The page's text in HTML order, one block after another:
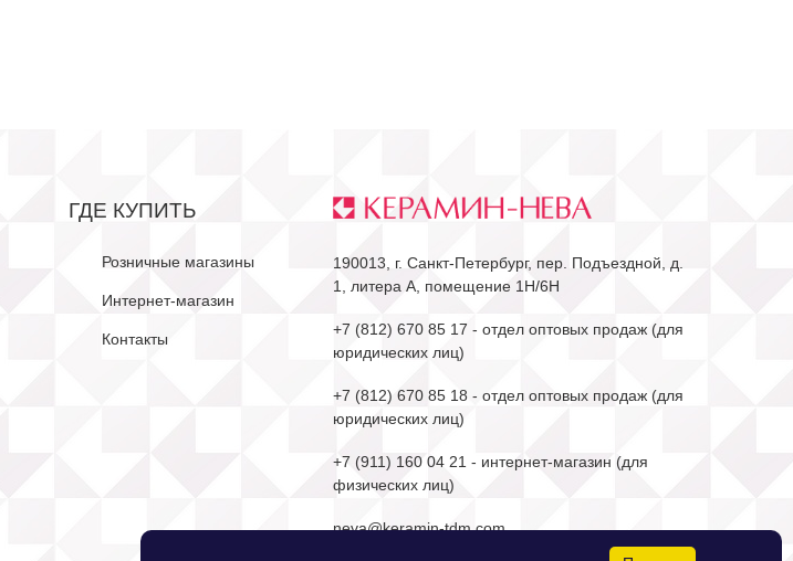
ГДЕ КУПИТЬ
Розничные магазины
Интернет-магазин
Контакты
190013, г. Санкт-Петербург, пер. Подъездной, д.
1, литера А, помещение 1Н/6Н
+7 (812) 670 85 17 - отдел оптовых продаж (для
юридических лиц)
+7 (812) 670 85 18 - отдел оптовых продаж (для
юридических лиц)
+7 (911) 160 04 21 - интернет-магазин (для
физических лиц)
neva@keramin-tdm.com